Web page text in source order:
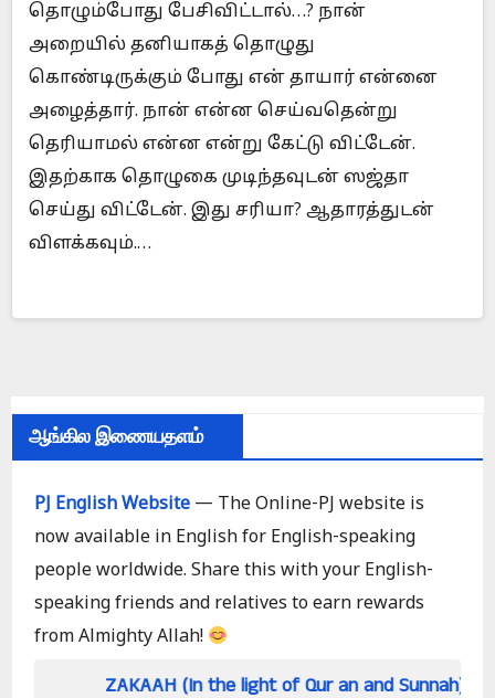
தொழும்போது பேசிவிட்டால்…? நான்
அறையில் தனியாகத் தொழுது
கொண்டிருக்கும் போது என் தாயார் என்னை
அழைத்தார். நான் என்ன செய்வதென்று
தெரியாமல் என்ன என்று கேட்டு விட்டேன்.
இதற்காக தொழுகை முடிந்தவுடன் ஸஜ்தா
செய்து விட்டேன். இது சரியா? ஆதாரத்துடன்
விளக்கவும்.…
ஆங்கில இணையதளம்
PJ English Website — The Online-PJ website is
now available in English for English-speaking
people worldwide. Share this with your English-
speaking friends and relatives to earn rewards
from Almighty Allah!
(In the light of Qur an and Sunnah)